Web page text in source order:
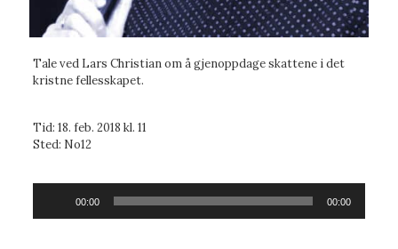
Tale ved Lars Christian om å gjenoppdage skattene i det
kristne fellesskapet.
Tid: 18. feb. 2018 kl. 11
Sted: No12
00:00 00:00